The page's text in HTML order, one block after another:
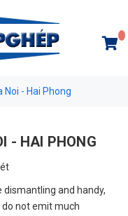
Noi - Hai Phong
- HAI PHONG
dismantling and handy,
do not emit much